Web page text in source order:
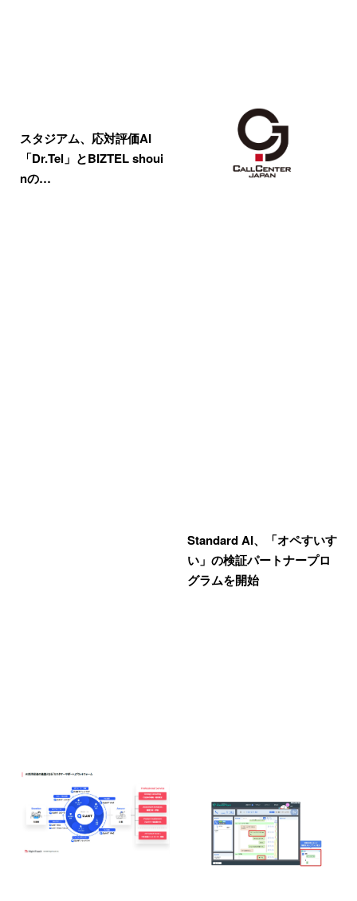
スタジアム、応対評価AI
「Dr.Tel」とBIZTEL shoui
nの…
Standard AI、「オペすいす
い」の検証パートナープロ
グラムを開始